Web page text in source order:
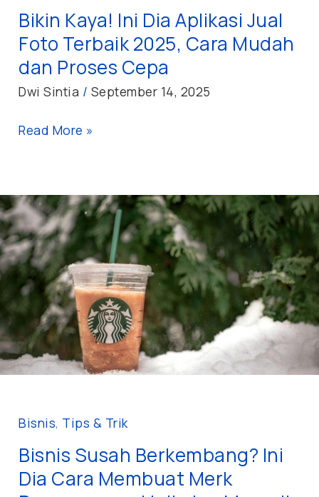
Bikin Kaya! Ini Dia Aplikasi Jual
Foto Terbaik 2025, Cara Mudah
dan Proses Cepa
Dwi Sintia / September 14, 2025
Proses
Cepa
Read More »
Bisnis, Tips & Trik
Bisnis Susah Berkembang? Ini
Dia Cara Membuat Merk
Bisnis
Susah
Berkembang?
Ini
Dia
Cara
Membuat
Merk
Dagang
Unik
Menarik